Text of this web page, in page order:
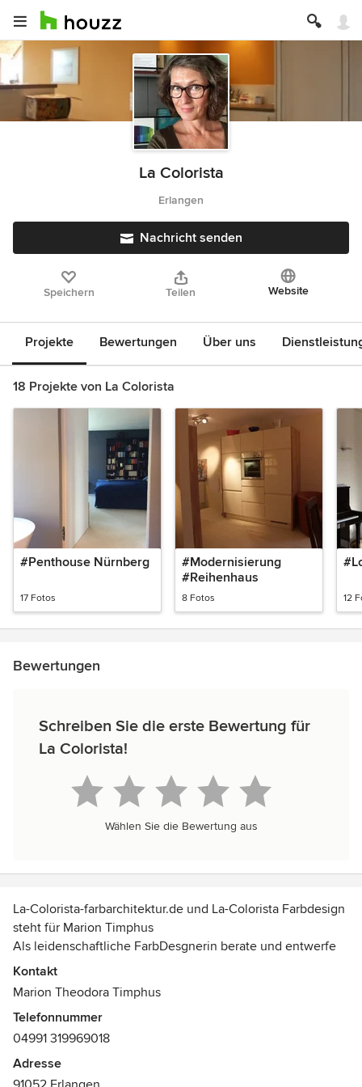
La Colorista
Erlangen
Nachricht senden
Speichern Teilen Website
Projekte Bewertungen Über uns
18 Projekte von La Colorista
#Penthouse Nürnberg
17 Fotos
#Modernisierung
#Reihenhaus
8 Fotos 12
Bewertungen
Schreiben Sie die erste Bewertung für
La Colorista!
Wählen Sie die Bewertung aus
La-Colorista-farbarchitektur.de und La-Colorista Farbdesign
steht für Marion Timphus
Als leidenschaftliche FarbDesgnerin berate und entwerfe
ich seit 27 Jahren für Privatkunden und öffentliche Bauten.
Wie ein Handschuh sollen meine Gebäude zu den
jeweiligen Bewohnern passen.
Ich berate mit einem breites Spektrum von kreativem
Interior-Design, Industrie-Design, emotionales Farbdesign
auch für Kliniken und Praxiseinrichtung.
Kontakt
Marion Theodora Timphus
Telefonnummer
04991 319969018
Adresse